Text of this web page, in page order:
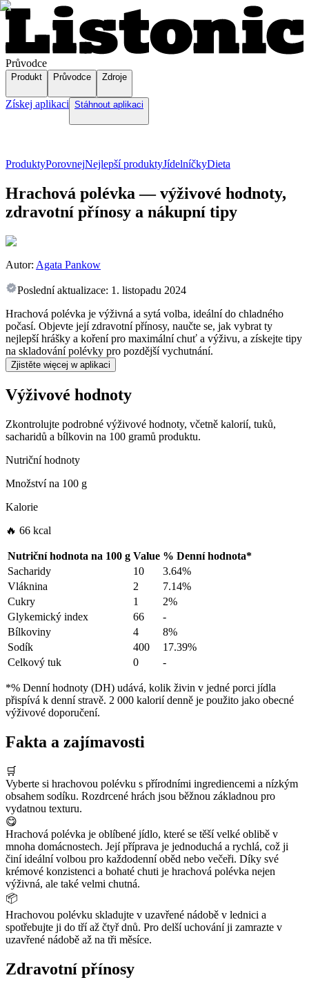
Průvodce
Produkt Průvodce Zdroje
Získej aplikaci Stáhnout aplikaci
ProduktyPorovnejNejlepší produktyJídelníčkyDieta
Hrachová polévka — výživové hodnoty,
zdravotní přínosy a nákupní tipy
Autor: Agata Pankow
Poslední aktualizace: 1. listopadu 2024
Hrachová polévka je výživná a sytá volba, ideální do chladného
počasí. Objevte její zdravotní přínosy, naučte se, jak vybrat ty
nejlepší hrášky a koření pro maximální chuť a výživu, a získejte tipy
na skladování polévky pro pozdější vychutnání.
Zjistěte więcej w aplikaci
Výživové hodnoty
Zkontrolujte podrobné výživové hodnoty, včetně kalorií, tuků,
sacharidů a bílkovin na 100 gramů produktu.
Nutriční hodnoty
Množství na 100 g
Kalorie
🔥 66 kcal
Nutriční hodnota na 100 g Value % Denní hodnota*
Sacharidy
10
3.64%
Vláknina
2
7.14%
Cukry
1
2%
Glykemický index
66
-
Bílkoviny
4
8%
Sodík
400
17.39%
Celkový tuk
0 -
*% Denní hodnoty (DH) udává, kolik živin v jedné porci jídla
přispívá k denní stravě. 2 000 kalorií denně je použito jako obecné
výživové doporučení.
Fakta a zajímavosti
🛒
Vyberte si hrachovou polévku s přírodními ingrediencemi a nízkým
obsahem sodíku. Rozdrcené hrách jsou běžnou základnou pro
vydatnou texturu.
😋
Hrachová polévka je oblíbené jídlo, které se těší velké oblibě v
mnoha domácnostech. Její příprava je jednoduchá a rychlá, což ji
činí ideální volbou pro každodenní oběd nebo večeři. Díky své
krémové konzistenci a bohaté chuti je hrachová polévka nejen
výživná, ale také velmi chutná.
📦
Hrachovou polévku skladujte v uzavřené nádobě v lednici a
spotřebujte ji do tří až čtyř dnů. Pro delší uchování ji zamrazte v
uzavřené nádobě až na tři měsíce.
Zdravotní přínosy